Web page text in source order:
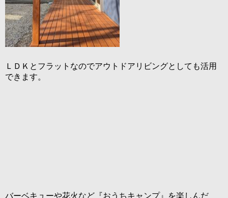
ＬＤＫとフラットなのでアウトドアリビングとしても活用
できます。
バーベキューや花火など『おうちキャンプ』を楽しんだ